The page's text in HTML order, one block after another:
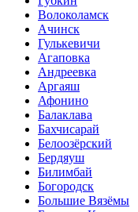
Волоколамск
Ачинск
Гулькевичи
Агаповка
Андреевка
Аргаяш
Афонино
Балаклава
Бахчисарай
Белоозёрский
Бердяуш
Билимбай
Богородск
Большие Вязёмы